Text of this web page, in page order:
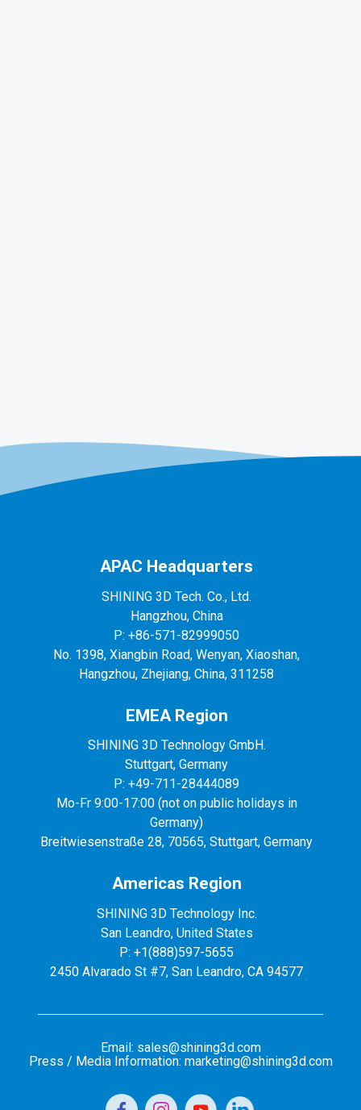
APAC Headquarters
SHINING 3D Tech. Co., Ltd.
Hangzhou, China
P: +86-571-82999050
No. 1398, Xiangbin Road, Wenyan, Xiaoshan,
Hangzhou, Zhejiang, China, 311258
EMEA Region
SHINING 3D Technology GmbH.
Stuttgart, Germany
P: +49-711-28444089
Mo-Fr 9:00-17:00 (not on public holidays in
Germany)
Breitwiesenstraße 28, 70565, Stuttgart, Germany
Americas Region
SHINING 3D Technology Inc.
San Leandro, United States
P: +1(888)597-5655
2450 Alvarado St #7, San Leandro, CA 94577
Email: sales@shining3d.com
Press / Media Information: marketing@shining3d.com